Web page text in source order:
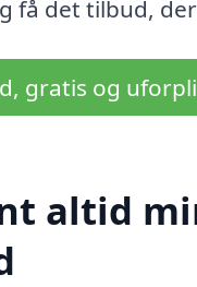
få det tilbud,
gratis og
altid